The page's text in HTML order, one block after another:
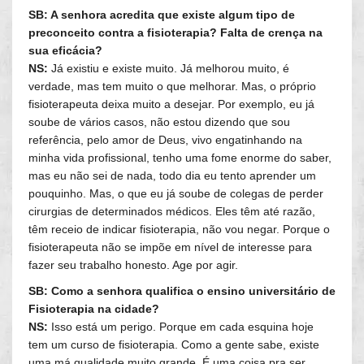
SB: A senhora acredita que existe algum tipo de
preconceito contra a fisioterapia? Falta de crença na
sua eficácia?
NS: Já existiu e existe muito. Já melhorou muito, é
verdade, mas tem muito o que melhorar. Mas, o próprio
fisioterapeuta deixa muito a desejar. Por exemplo, eu já
soube de vários casos, não estou dizendo que sou
referência, pelo amor de Deus, vivo engatinhando na
minha vida profissional, tenho uma fome enorme do saber,
mas eu não sei de nada, todo dia eu tento aprender um
pouquinho. Mas, o que eu já soube de colegas de perder
cirurgias de determinados médicos. Eles têm até razão,
têm receio de indicar fisioterapia, não vou negar. Porque o
fisioterapeuta não se impõe em nível de interesse para
fazer seu trabalho honesto. Age por agir.
SB: Como a senhora qualifica o ensino universitário de
Fisioterapia na cidade?
NS: Isso está um perigo. Porque em cada esquina hoje
tem um curso de fisioterapia. Como a gente sabe, existe